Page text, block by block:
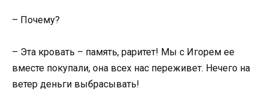
– Почему?
– Эта кровать – память, раритет! Мы с Игорем ее
вместе покупали, она всех нас переживет. Нечего на
ветер деньги выбрасывать!